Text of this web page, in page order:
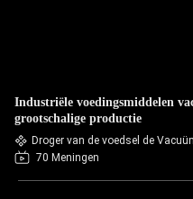
Industriële voedingsmiddelen
grootschalige productie
Droger van de voedsel de
70 Meningen